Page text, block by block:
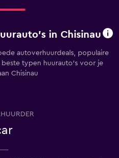
in Chisinau
autoverhuurdeals, populaire
typen huurauto's voor je
Chisinau